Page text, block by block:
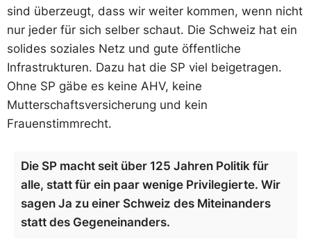
sind überzeugt, dass wir weiter kommen, wenn nicht
nur jeder für sich selber schaut. Die Schweiz hat ein
solides soziales Netz und gute öffentliche
Infrastrukturen. Dazu hat die SP viel beigetragen.
Ohne SP gäbe es keine AHV, keine
Mutterschaftsversicherung und kein
Frauenstimmrecht.
Die SP macht seit über 125 Jahren Politik für
alle, statt für ein paar wenige Privilegierte. Wir
sagen Ja zu einer Schweiz des Miteinanders
statt des Gegeneinanders.